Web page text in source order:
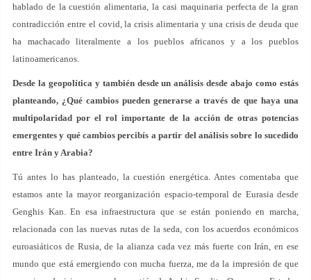
hablado de la cuestión alimentaria, la casi maquinaria perfecta de la gran
contradicción entre el covid, la crisis alimentaria y una crisis de deuda que
ha machacado literalmente a los pueblos africanos y a los pueblos
latinoamericanos.
Desde la geopolítica y también desde un análisis desde abajo como estás
planteando, ¿Qué cambios pueden generarse a través de que haya una
multipolaridad por el rol importante de la acción de otras potencias
emergentes y qué cambios percibís a partir del análisis sobre lo sucedido
entre Irán y Arabia?
Tú antes lo has planteado, la cuestión energética. Antes comentaba que
estamos ante la mayor reorganización espacio-temporal de Eurasia desde
Genghis Kan. En esa infraestructura que se están poniendo en marcha,
relacionada con las nuevas rutas de la seda, con los acuerdos económicos
euroasiáticos de Rusia, de la alianza cada vez más fuerte con Irán, en ese
mundo que está emergiendo con mucha fuerza, me da la impresión de que